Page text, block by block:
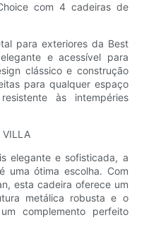
com 4 cadeiras de
para exteriores da Best
e acessível para
clássico e construção
para qualquer espaço
às intempéries
elegante e sofisticada, a
uma ótima escolha. Com
esta cadeira oferece um
metálica robusta e o
complemento perfeito